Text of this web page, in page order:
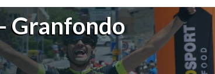
Granfondo